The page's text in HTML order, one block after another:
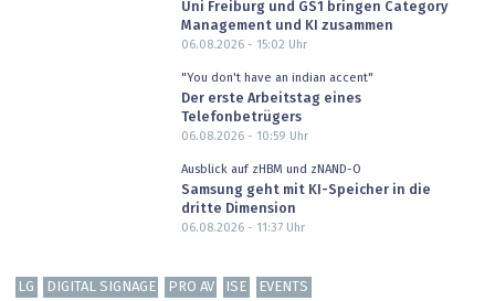
Uni Freiburg und GS1 bringen Category
Management und KI zusammen
06.08.2026 - 15:02 Uhr
"You don't have an indian accent"
Der erste Arbeitstag eines
Telefonbetrügers
06.08.2026 - 10:59 Uhr
Ausblick auf zHBM und zNAND-O
Samsung geht mit KI-Speicher in die
dritte Dimension
06.08.2026 - 11:37Uhr
LG DIGITAL SIGNAGE PRO AV ISE EVENTS